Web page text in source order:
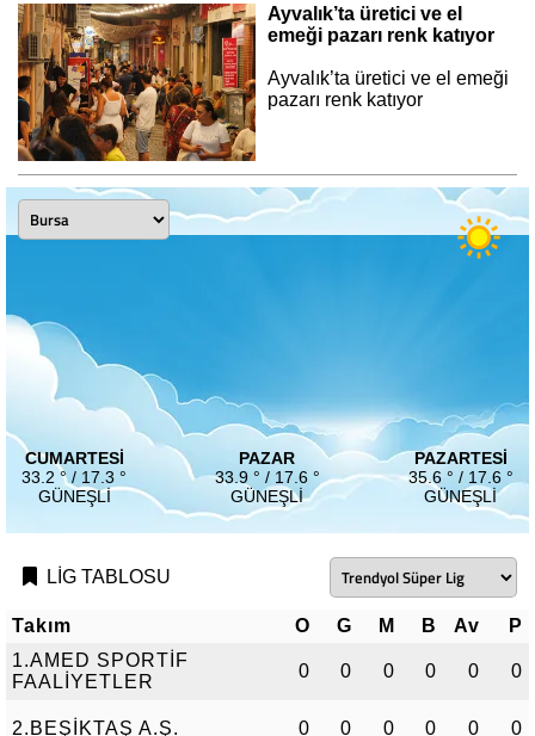
Ayvalık’ta üretici ve el
emeği pazarı renk katıyor
Ayvalık’ta üretici ve el emeği
pazarı renk katıyor
CUMARTESI
33.2 ° / 17.3 °
GÜNEŞLI
PAZAR
33.9 ° / 17.6 °
GÜNEŞLI
PAZARTESI
35.6 ° / 17.6 °
GÜNEŞLI
LİG TABLOSU
Takım O G M B Av
P
1.AMED SPORTİF
FAALİYETLER
0 0 0 0 0 0
2.BEŞİKTAŞ A.Ş. 0 0 0 0 0 0